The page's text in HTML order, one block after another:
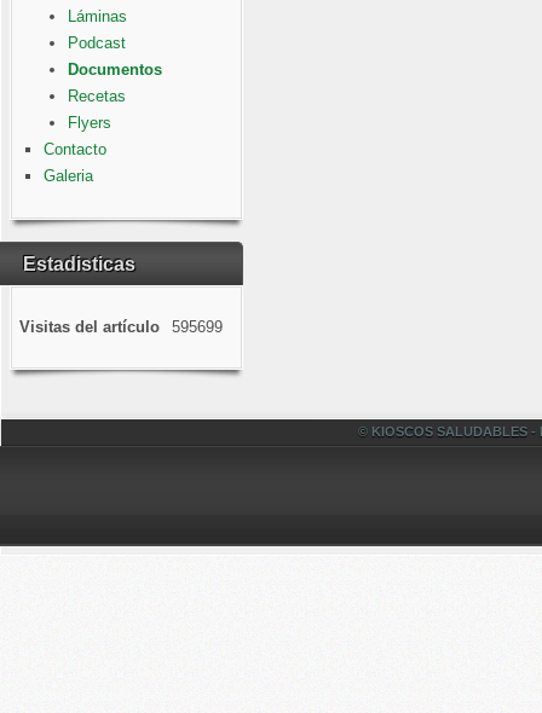
Láminas
Podcast
Documentos
Recetas
Flyers
Contacto
Galeria
Estadisticas
Visitas del artículo 595699
© KIOSCOS SALUDABLES